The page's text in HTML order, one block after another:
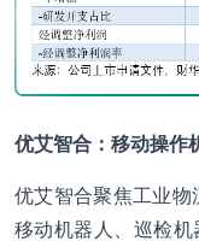
优艾智合：移动操作
优艾智合聚焦工业
移动机器人、巡检机